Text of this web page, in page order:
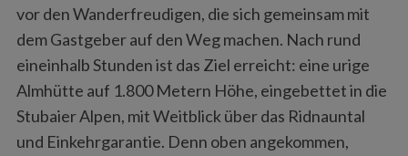
vor den Wanderfreudigen, die sich gemeinsam mit
dem Gastgeber auf den Weg machen. Nach rund
eineinhalb Stunden ist das Ziel erreicht: eine urige
Almhütte auf 1.800 Metern Höhe, eingebettet in die
Stubaier Alpen, mit Weitblick über das Ridnauntal
und Einkehrgarantie. Denn oben angekommen,